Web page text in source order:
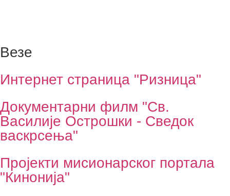
Везе
Интернет страница "Ризница"
Документарни филм "Св.
Василије Острошки - Сведок
васкрсења"
Пројекти мисионарског портала
"Кинонија"